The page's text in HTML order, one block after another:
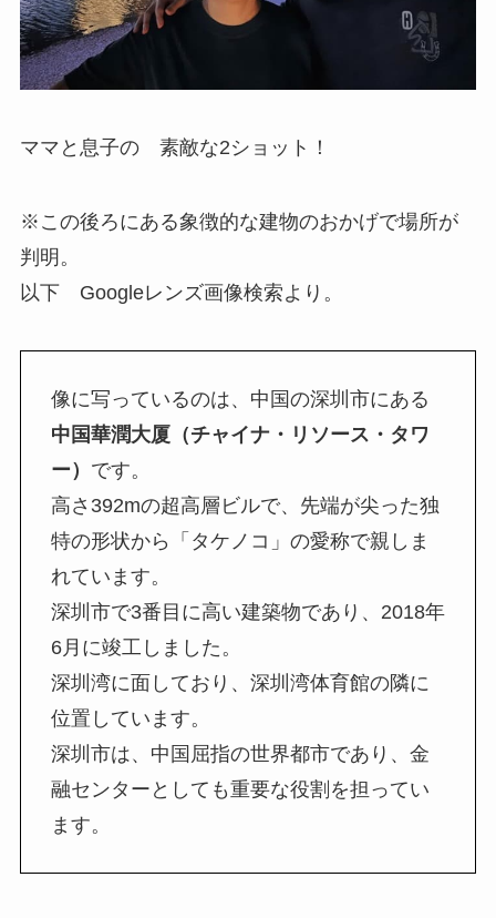
ママと息子の 素敵な2ショット！
※この後ろにある象徴的な建物のおかげで場所が
判明。
以下 Googleレンズ画像検索より。
像に写っているのは、中国の深圳市にある
中国華潤大厦（チャイナ・リソース・タワ
ー） です。
高さ392mの超高層ビルで、先端が尖った独
特の形状から「タケノコ」の愛称で親しま
れています。
深圳市で3番目に高い建築物であり、2018年
6月に竣工しました。
深圳湾に面しており、深圳湾体育館の隣に
位置しています。
深圳市は、中国屈指の世界都市であり、金
融センターとしても重要な役割を担ってい
ます。